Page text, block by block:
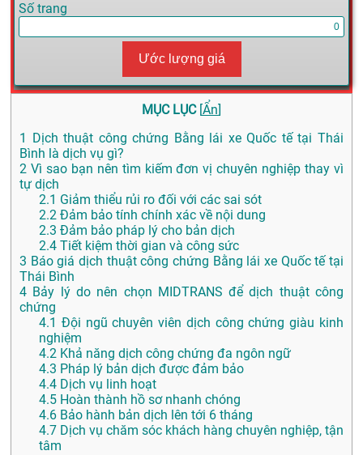
Số trang
Ước lượng giá
MỤC LỤC [Ẩn]
1
Dịch thuật công chứng Bằng lái xe Quốc tế tại Thái
Bình là dịch vụ gì?
2 Vì sao bạn nên tìm kiếm đơn vị chuyên nghiệp thay vì
tự dịch
2.1 Giảm thiểu rủi ro đối với các sai sót
2.2 Đảm bảo tính chính xác về nội dung
2.3 Đảm bảo pháp lý cho bản dịch
2.4 Tiết kiệm thời gian và công sức
3 Báo giá dịch thuật công chứng Bằng lái xe Quốc tế tại
Thái Bình
4 Bảy lý do nên chọn MIDTRANS để dịch thuật công
chứng
4.1 Đội ngũ chuyên viên dịch công chứng giàu kinh
nghiệm
4.2 Khả năng dịch công chứng đa ngôn ngữ
4.3 Pháp lý bản dịch được đảm bảo
4.4 Dịch vụ linh hoạt
4.5 Hoàn thành hồ sơ nhanh chóng
4.6 Bảo hành bản dịch lên tới 6 tháng
4.7 Dịch vụ chăm sóc khách hàng chuyên nghiệp, tận
tâm